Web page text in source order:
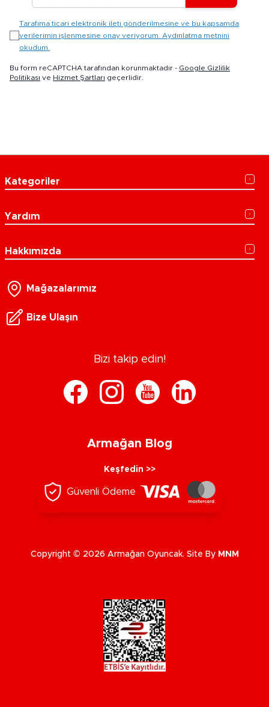
Tarafıma ticari elektronik ileti gönderilmesine ve bu kapsamda
verilerimin işlenmesine onay veriyorum. Aydınlatma metnini
okudum.
Bu form reCAPTCHA tarafından korunmaktadır - Google Gizlilik
Politikası ve Hizmet Şartları geçerlidir.
Kategoriler
Yardım
Hakkımızda
Mağazalarımız
Bize Ulaşın
Bizi takip edin!
Armağan Blog
Keşfedin >>
Güvenli Ödeme
Copyright © 2026 Armağan Oyuncak. Site By MNM